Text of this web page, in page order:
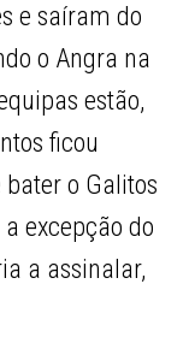
e saíram do
o Angra na
estão,
ficou
o Galitos
excepção do
a assinalar,